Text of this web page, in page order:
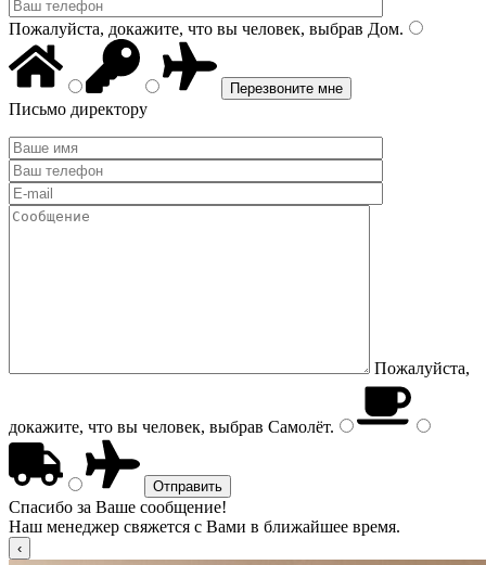
Пожалуйста, докажите, что вы человек, выбрав Дом.
Письмо директору
Пожалуйста,
докажите, что вы человек, выбрав Самолёт.
Спасибо за Ваше сообщение!
Наш менеджер свяжется с Вами в ближайшее время.